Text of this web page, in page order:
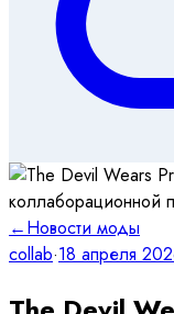
←Новости моды
collab·18 апреля